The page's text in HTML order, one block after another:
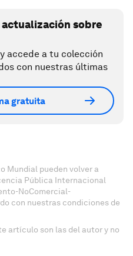
sobre
accede a tu colección
con nuestras últimas
gratuita
Mundial pueden volver a
Pública Internacional
NoComercial-
con nuestras condiciones de
artículo son las del autor y no